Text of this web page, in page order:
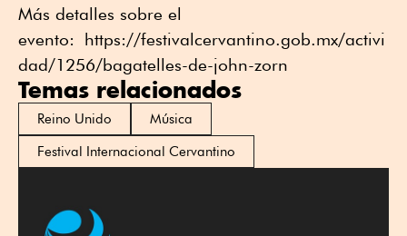
Más detalles sobre el
evento: https://festivalcervantino.gob.mx/activi
dad/1256/bagatelles-de-john-zorn
Temas relacionados
Reino Unido
Música
Festival Internacional Cervantino